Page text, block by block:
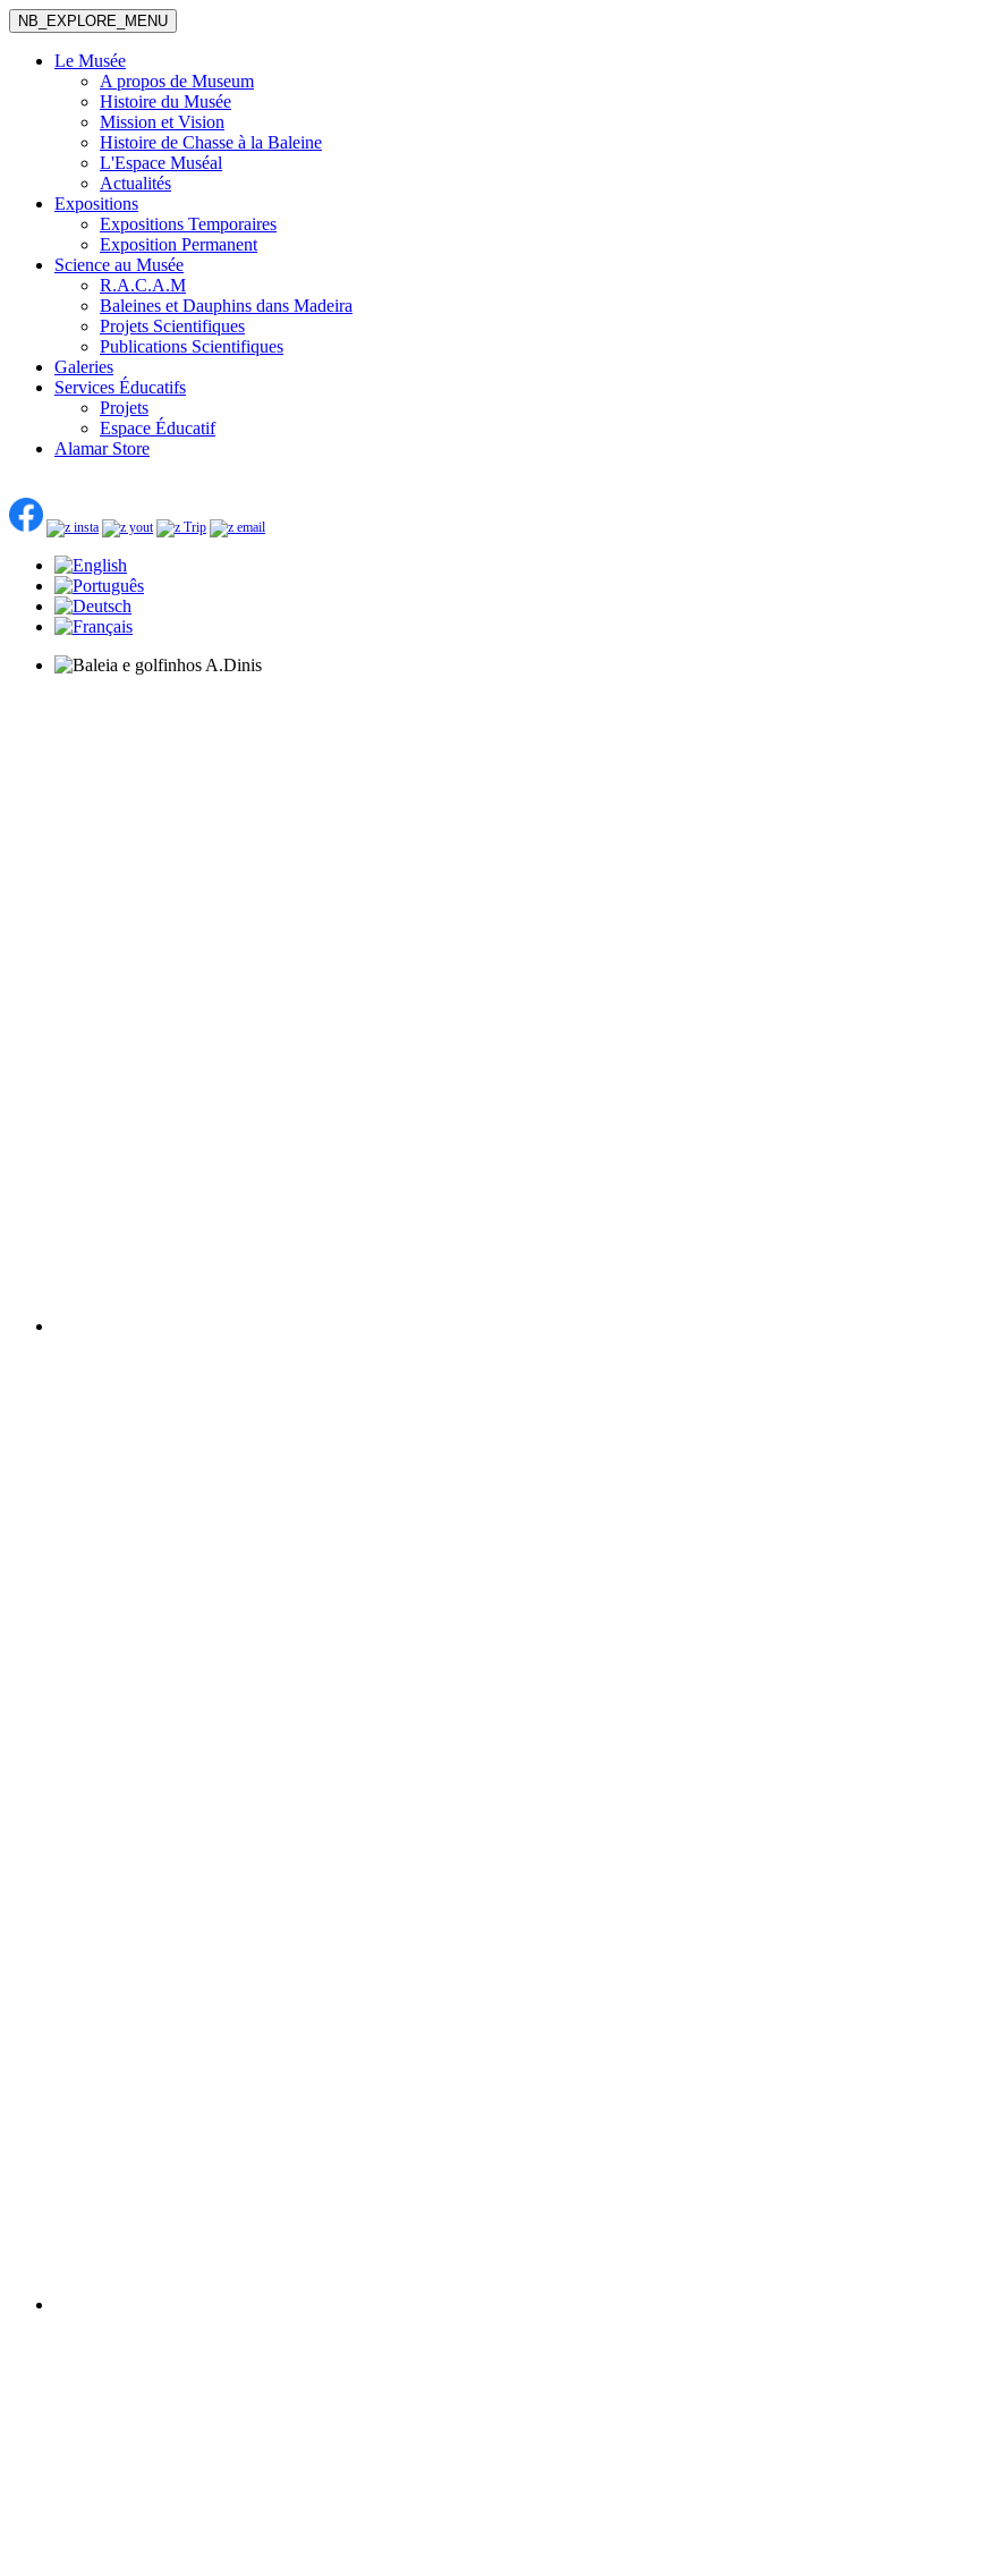
NB_EXPLORE_MENU
Le Musée
A propos de Museum
Histoire du Musée
Mission et Vision
Histoire de Chasse à la Baleine
L'Espace Muséal
Actualités
Expositions
Expositions Temporaires
Exposition Permanent
Science au Musée
R.A.C.A.M
Baleines et Dauphins dans Madeira
Projets Scientifiques
Publications Scientifiques
Galeries
Services Éducatifs
Projets
Espace Éducatif
Alamar Store